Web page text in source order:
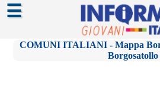
☰
COMUNI ITALIANI - Mappa
Borgosatollo